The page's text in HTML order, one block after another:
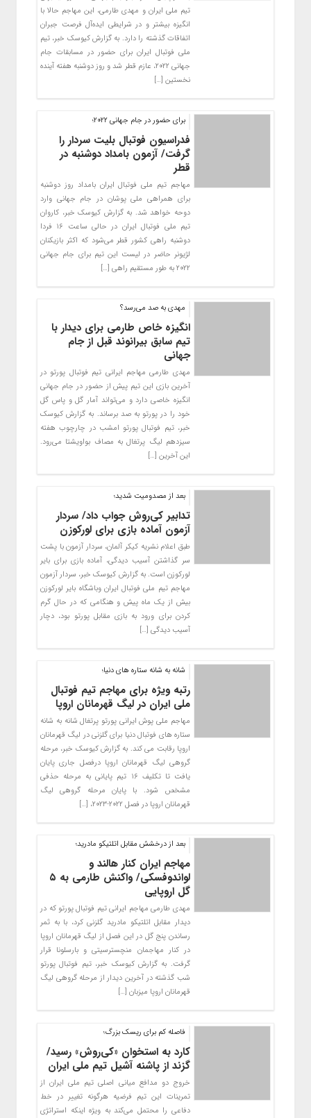
تیم ملی ایران و مهدی طارمی، این مهاجم حالا با
انگیزه بیشتر و در شرایطی ایده‌آل فرصت جبران
اتفاقات گذشته را دارد. به گزارش کیوسک خبر، تیم
ملی فوتبال ایران برای حضور در مسابقات جام
جهانی ۲۰۲۲، عازم قطر شد و روز دوشنبه هفته آینده
نخستین […]
برای حضور در جام جهانی ۲۰۲۲؛
فدراسیون فوتبال بلیت سردار را
گرفت/ آزمون بامداد دوشنبه در
قطر
مهاجم تیم ملی فوتبال ایران بامداد روز دوشنبه
برای همراهی ملی پوشان در جام جهانی وارد
دوحه خواهد شد. به گزارش کیوسک خبر، کاروان
تیم ملی فوتبال ایران در حالی ساعت ۱۶ فردا
دوشنبه راهی کشور قطر می‌شود که اکثر بازیکنان
لژیونر حاضر در لیست این تیم برای جام جهانی
۲۰۲۲ به طور مستقیم راهی […]
مهدی به صد می‌رسد؟
انگیزه خاص طارمی برای دیدار با
تیم سابق بیرانوند قبل از جام
جهانی
مهدی طارمی مهاجم ایرانی تیم فوتبال پورتو در
آخرین بازی این تیم پیش از حضور در جام جهانی
انگیزه خاصی دارد و می‌تواند آمار گل و پاس گل
خود را در پورتو به صد برساند. به گزارش کیوسک
خبر، تیم فوتبال پورتو امشب در چارچوب هفته
سیزدهم لیگ پرتغال به مصاف بواویشتا می‌رود.
این آخرین […]
بعد از مصدومیت شدید؛
تدابیر کی‌روش جواب داد/ سردار
آزمون آماده بازی برای لورکوزن
طبق اعلام نشریه کیکر آلمان، سردار آزمون با پشت
سر گذاشتن آسیب دیدگی، آماده بازی برای بایر
لورکوزن است. به گزارش کیوسک خبر، سردار آزمون
مهاجم تیم ملی فوتبال ایران وباشگاه بایر لورکوزن
بیش از یک ماه پیش و هنگامی که در حال گرم
کردن برای ورود به بازی مقابل پورتو بود، دچار
آسیب دیدگی […]
شانه به شانه ستاره های دنیا؛
رتبه ویژه برای مهاجم تیم فوتبال
ملی ایران در لیگ قهرمانان اروپا
مهاجم ملی پوش ایرانی پورتو پرتغال شانه به شانه
ستاره های فوتبال دنیا برای گلزنی در لیگ قهرمانان
اروپا رقابت می کند. به گزارش کیوسک خبر، مرحله
گروهی لیگ قهرمانان اروپا درفصل جاری پایان
یافت تا تکلیف ۱۶ تیم پایانی به مرحله حذفی
مشخص شود. با پایان مرحله گروهی لیگ
قهرمانان اروپا در فصل ۲۰۲۲-۲۰۲۳، […]
بعد از درخشش مقابل اتلتیکو مادرید؛
مهاجم ایران کنار هالند و
لواندوفسکی/ واکنش طارمی به ۵
گل اروپایی
مهدی طارمی مهاجم ایرانی تیم فوتبال پورتو که در
دیدار مقابل اتلتیکو مادرید گلزنی کرد، با به ثمر
رساندن پنج گل در این فصل از لیگ قهرمانان اروپا
در کنار مهاجمان منچسترسیتی و بارسلونا قرار
گرفت. به گزارش کیوسک خبر، تیم فوتبال پورتو
شب گذشته در آخرین دیدار از مرحله گروهی لیگ
قهرمانان اروپا میزبان […]
فاصله کم برای ریسک بزرگ؛
کارد به استخوان «کی‌روش» رسید/
گزند از پاشنه آشیل تیم ملی ایران
خروج دو مدافع میانی اصلی تیم ملی ایران از
تمرینات این تیم فرضیه هرگونه تغییر در خط
دفاعی را محتمل می‌کند به ویژه اینکه استراتژی